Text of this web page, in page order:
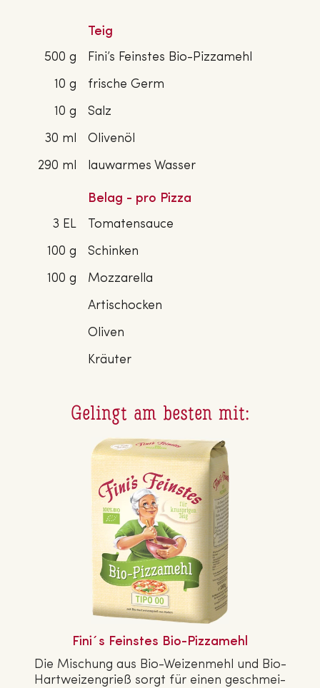
Teig
500 g
Fini’s Feinstes Bio-Pizzamehl
10 g
frische Germ
10 g
Salz
30 ml
Olivenöl
290 ml
lauwarmes Wasser
Belag - pro Pizza
3 EL
Tomatensauce
100 g
Schinken
100 g
Mozzarella
Artischocken
Oliven
Kräuter
Gelingt am besten mit:
Fini´s Feinstes Bio-Pizzamehl
Die Mischung aus Bio-Wei­zen­mehl und Bio-
Hart­wei­zen­grieß sorgt für einen ge­schmei­